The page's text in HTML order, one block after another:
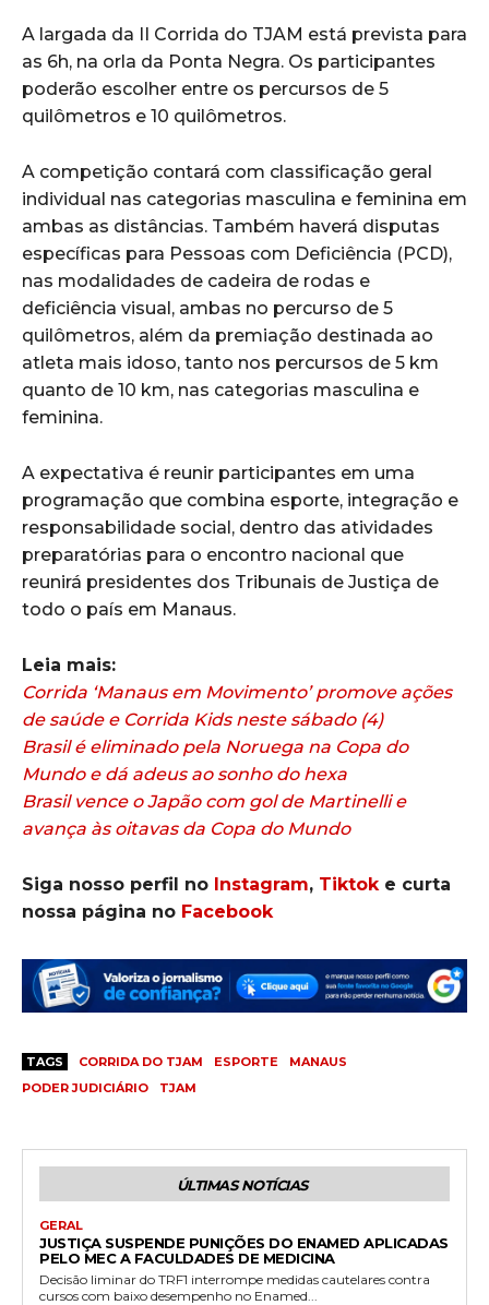
A largada da II Corrida do TJAM está prevista para
as 6h, na orla da Ponta Negra. Os participantes
poderão escolher entre os percursos de 5
quilômetros e 10 quilômetros.
A competição contará com classificação geral
individual nas categorias masculina e feminina em
ambas as distâncias. Também haverá disputas
específicas para Pessoas com Deficiência (PCD),
nas modalidades de cadeira de rodas e
deficiência visual, ambas no percurso de 5
quilômetros, além da premiação destinada ao
atleta mais idoso, tanto nos percursos de 5 km
quanto de 10 km, nas categorias masculina e
feminina.
A expectativa é reunir participantes em uma
programação que combina esporte, integração e
responsabilidade social, dentro das atividades
preparatórias para o encontro nacional que
reunirá presidentes dos Tribunais de Justiça de
todo o país em Manaus.
Leia mais:
Corrida ‘Manaus em Movimento’ promove ações
de saúde e Corrida Kids neste sábado (4)
Brasil é eliminado pela Noruega na Copa do
Mundo e dá adeus ao sonho do hexa
Brasil vence o Japão com gol de Martinelli e
avança às oitavas da Copa do Mundo
Siga nosso perfil no Instagram, Tiktoke curta
nossa página no Facebook
TAGS CORRIDA DO TJAM ESPORTE
MANAUS
PODER JUDICIÁRIO
TJAM
ÚLTIMAS NOTÍCIAS
GERAL
JUSTIÇA SUSPENDE PUNIÇÕES DO ENAMED APLICADAS
PELO MEC A FACULDADES DE MEDICINA
Decisão liminar do TRF1 interrompe medidas cautelares contra
cursos com baixo desempenho no Enamed...